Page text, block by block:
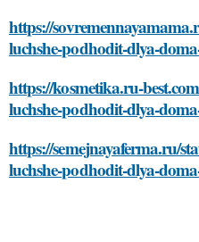
https://
luchshe-podhodit-dlya-
https://kosmetika.ru-
luchshe-podhodit-dlya-
https://semejnayaferma.ru/
luchshe-podhodit-dlya-